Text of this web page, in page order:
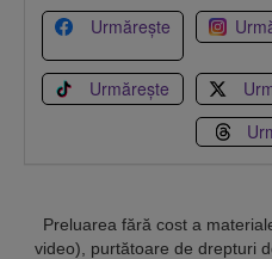
Urmărește
Urmărește
Preluarea fără cost a
video), purtătoare de drepturi